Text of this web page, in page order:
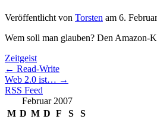
Veröffentlicht von Torsten am 6.
Wem soll man glauben? Den Amazon-
Zeitgeist
← Read-Write
Web 2.0 ist… →
RSS Feed
Februar 2007
M D M D F S
S